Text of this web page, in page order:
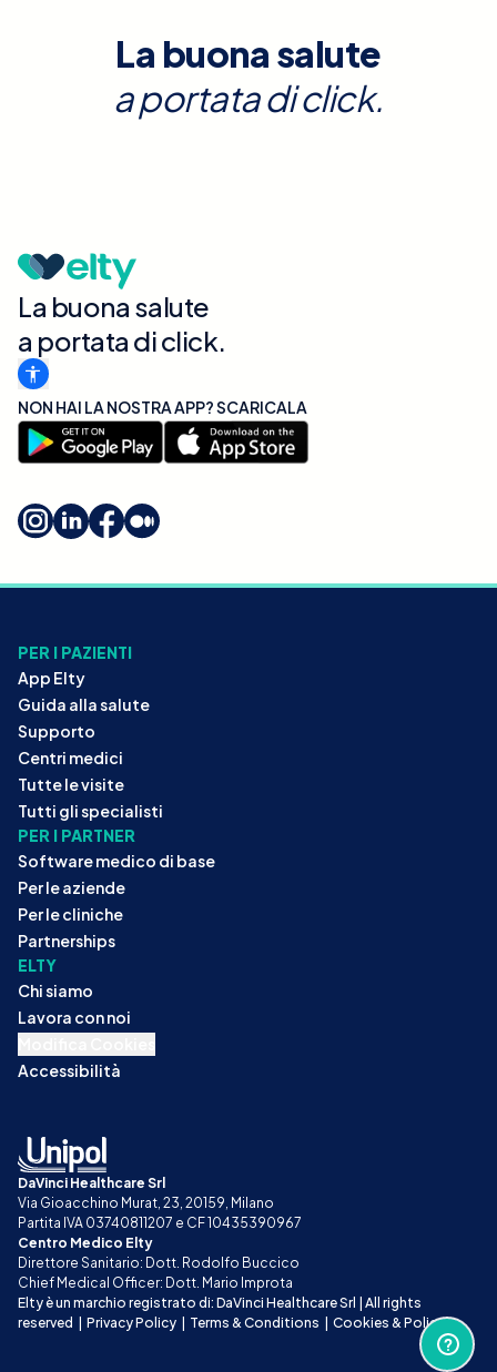
La buona salute
a portata di click.
La buona salute
a portata di click.
NON HAI LA NOSTRA APP? SCARICALA
PER I PAZIENTI
App Elty
Guida alla salute
Supporto
Centri medici
Tutte le visite
Tutti gli specialisti
PER I PARTNER
Software medico di base
Per le aziende
Per le cliniche
Partnerships
ELTY
Chi siamo
Lavora con noi
Accessibilità
DaVinci Healthcare Srl
Via Gioacchino Murat, 23, 20159, Milano
Partita IVA 03740811207 e CF 10435390967
Centro Medico Elty
Direttore Sanitario: Dott. Rodolfo Buccico
Chief Medical Officer: Dott. Mario Improta
Elty è un marchio registrato di: DaVinci Healthcare Srl | All rights
reserved
Privacy Policy Terms & Conditions Cookies & Policy